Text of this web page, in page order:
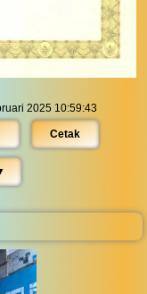
2025 10:59:43
Cetak